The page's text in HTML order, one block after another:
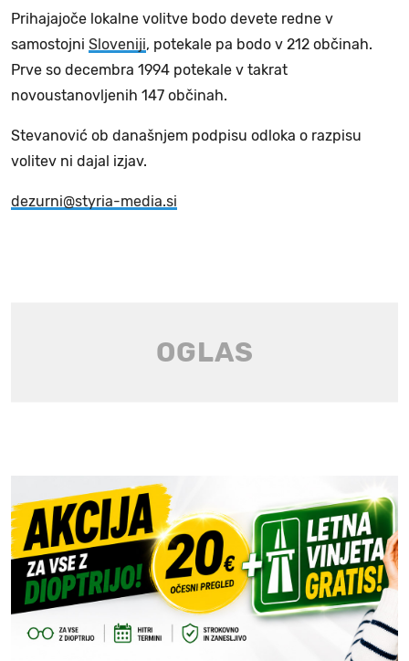
Prihajajoče lokalne volitve bodo devete redne v
samostojni Sloveniji, potekale pa bodo v 212 občinah.
Prve so decembra 1994 potekale v takrat
novoustanovljenih 147 občinah.
Stevanović ob današnjem podpisu odloka o razpisu
volitev ni dajal izjav.
dezurni@styria-media.si